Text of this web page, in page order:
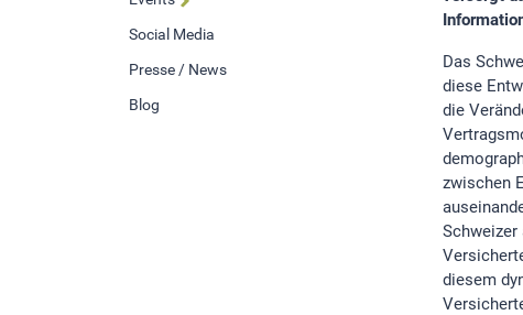
Social Media
Presse / News
Blog
Das
diese
die
zwischen
Schweizer
diesem